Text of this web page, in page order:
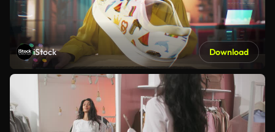
iStock Download